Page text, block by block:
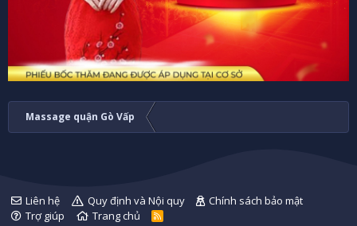
Massage quận Gò Vấp
Liên hệ Quy định và Nội quy
Chính sách bảo mật
Trợ giúp
Trang chủ
R